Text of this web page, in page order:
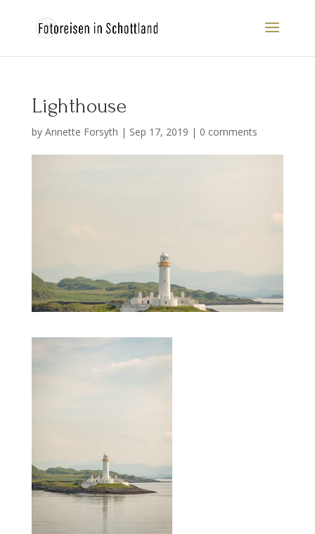
Lighthouse
by Annette Forsyth | Sep 17, 2019 | 0 comments